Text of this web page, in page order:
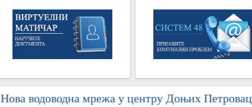
Нова водоводна мрежа у центру Доњих